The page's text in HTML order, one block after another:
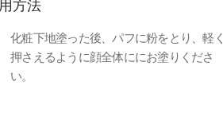
方法
化粧下地塗った後、パフに粉をとり、軽く
押さえるように顔全体ににお塗りくださ
い。